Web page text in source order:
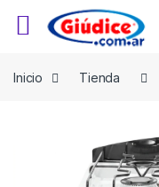
Inicio
Tienda